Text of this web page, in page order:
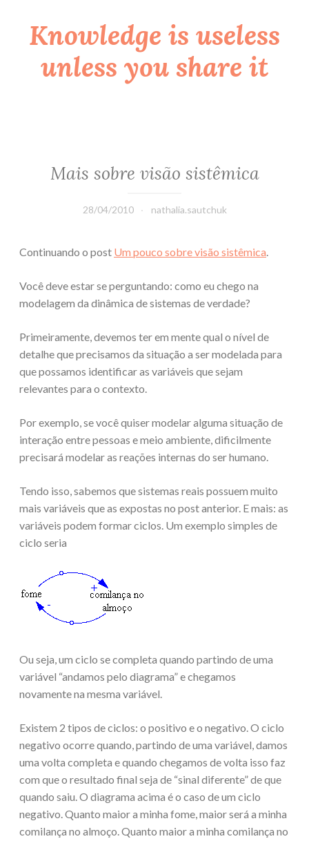
Skip
content
Knowledge is useless
unless you share it
Mais sobre visão sistêmica
28/04/2010 nathalia.sautchuk
Continuando o post Um pouco sobre visão sistêmica.
Você deve estar se perguntando: como eu chego na
modelagem da dinâmica de sistemas de verdade?
Primeiramente, devemos ter em mente qual o nível de
detalhe que precisamos da situação a ser modelada para
que possamos identificar as variáveis que sejam
relevantes para o contexto.
Por exemplo, se você quiser modelar alguma situação de
interação entre pessoas e meio ambiente, dificilmente
precisará modelar as reações internas do ser humano.
Tendo isso, sabemos que sistemas reais possuem muito
mais variáveis que as expostas no post anterior. E mais: as
variáveis podem formar ciclos. Um exemplo simples de
ciclo seria
Ou seja, um ciclo se completa quando partindo de uma
variável “andamos pelo diagrama” e chegamos
novamente na mesma variável.
Existem 2 tipos de ciclos: o positivo e o negativo. O ciclo
negativo ocorre quando, partindo de uma variável, damos
uma volta completa e quando chegamos de volta isso faz
com que o resultado final seja de “sinal diferente” de que
quando saiu. O diagrama acima é o caso de um ciclo
negativo. Quanto maior a minha fome, maior será a minha
comilança no almoço. Quanto maior a minha comilança no